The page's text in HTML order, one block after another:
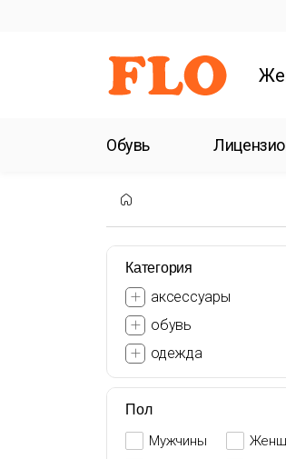
Обувь
Категория
аксессуары
обувь
одежда
Пол
Мужчины